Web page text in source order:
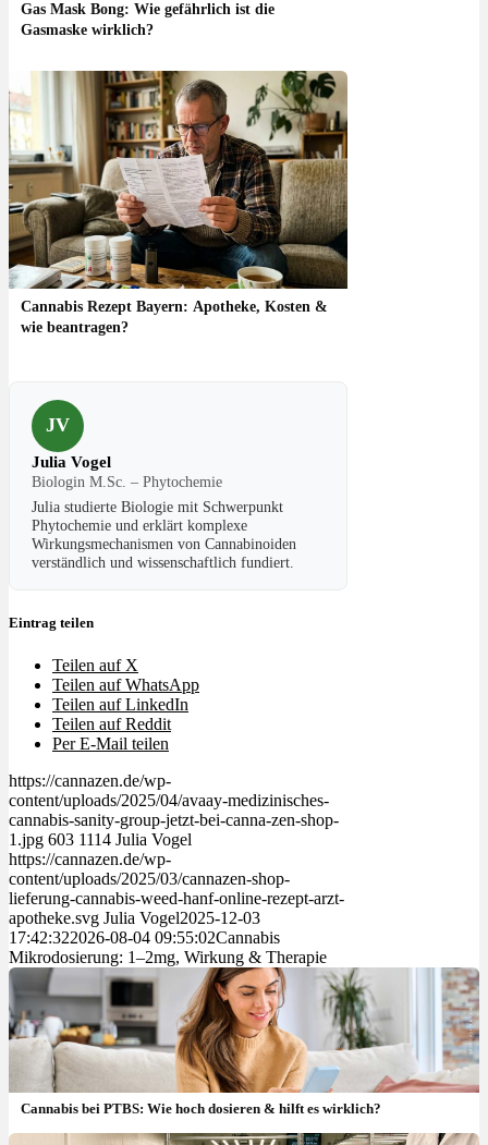
Gas Mask Bong: Wie gefährlich ist die
Gasmaske wirklich?
Cannabis Rezept Bayern: Apotheke, Kosten &
wie beantragen?
JV
Julia Vogel
Biologin M.Sc. – Phytochemie
Julia studierte Biologie mit Schwerpunkt
Phytochemie und erklärt komplexe
Wirkungsmechanismen von Cannabinoiden
verständlich und wissenschaftlich fundiert.
Eintrag teilen
Teilen auf X
Teilen auf WhatsApp
Teilen auf LinkedIn
Teilen auf Reddit
Per E-Mail teilen
https://cannazen.de/wp-
content/uploads/2025/04/avaay-medizinisches-
cannabis-sanity-group-jetzt-bei-canna-zen-shop-
1.jpg 603 1114 Julia Vogel
https://cannazen.de/wp-
content/uploads/2025/03/cannazen-shop-
lieferung-cannabis-weed-hanf-online-rezept-arzt-
apotheke.svg Julia Vogel2025-12-03
17:42:322026-08-04 09:55:02Cannabis
Mikrodosierung: 1–2mg, Wirkung & Therapie
Cannabis bei PTBS: Wie hoch dosieren & hilft es wirklich?